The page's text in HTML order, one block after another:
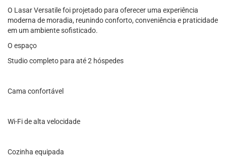
O Lasar Versatile foi projetado para oferecer uma experiência
moderna de moradia, reunindo conforto, conveniência e praticidade
em um ambiente sofisticado.
O espaço
Studio completo para até 2 hóspedes
Cama confortável
Wi-Fi de alta velocidade
Cozinha equipada